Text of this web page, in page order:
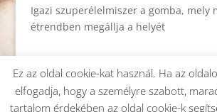
Igazi szuperélelmiszer a gomba, mely
étrendben megállja a helyét
Ez az oldal cookie-kat használ. Ha az
elfogadja, hogy a személyre szabott,
tartalom érdekében az oldal cookie-k